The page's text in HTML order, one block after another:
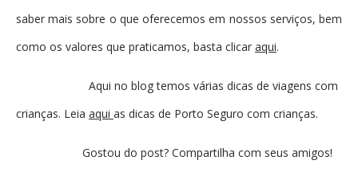
saber mais sobre o que oferecemos em nossos serviços, bem
como os valores que praticamos, basta clicar aqui.
Aqui no blog temos várias dicas de viagens com
crianças. Leia aqui as dicas de Porto Seguro com crianças.
Gostou do post? Compartilha com seus amigos!